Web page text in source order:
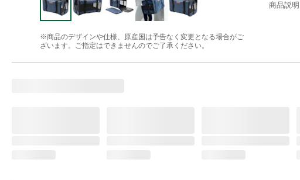
※商品のデザインや仕様、原産国は予告なく変更となる場合がご
ざいます。ご指定はできませんのでご了承ください。
商品説明